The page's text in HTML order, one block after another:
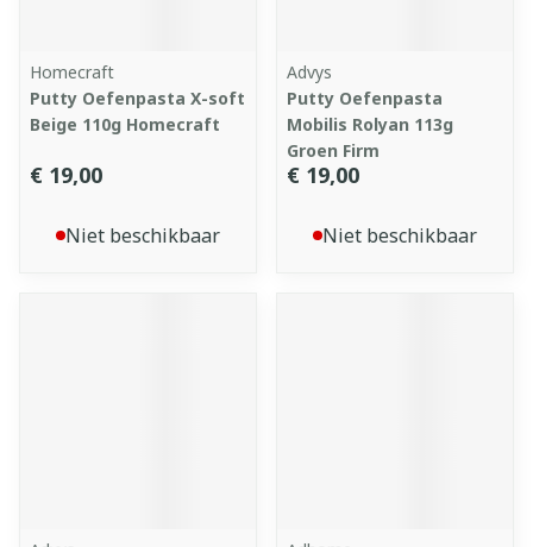
Homecraft
Putty Oefenpasta X-soft
Beige 110g Homecraft
€ 19,00
Niet beschikbaar
Advys
Putty Oefenpasta
Mobilis Rolyan 113g
Groen Firm
€ 19,00
Niet beschikbaar